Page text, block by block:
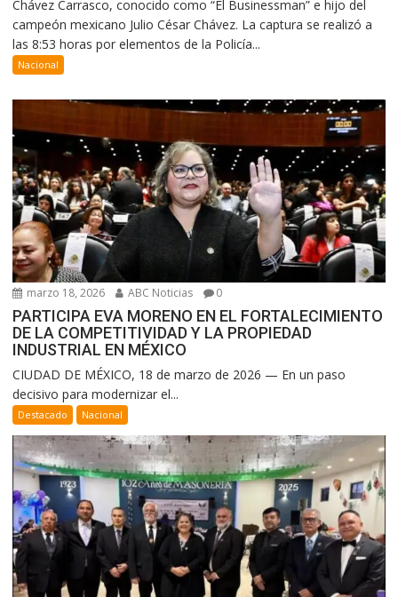
Chávez Carrasco, conocido como “El Businessman” e hijo del
campeón mexicano Julio César Chávez. La captura se realizó a
las 8:53 horas por elementos de la Policía...
Nacional
marzo 18, 2026 ABC Noticias 0
PARTICIPA EVA MORENO EN EL FORTALECIMIENTO
DE LA COMPETITIVIDAD Y LA PROPIEDAD
INDUSTRIAL EN MÉXICO
CIUDAD DE MÉXICO, 18 de marzo de 2026 — En un paso
decisivo para modernizar el...
Destacado Nacional